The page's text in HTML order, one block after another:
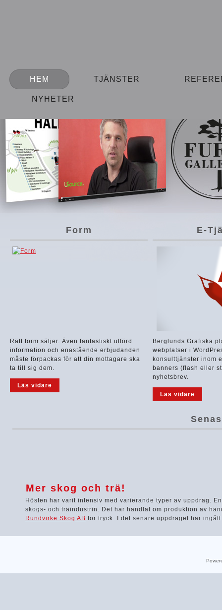
HEM TJÄNSTER
NYHETER
Form
Rätt form säljer. Även fantastiskt utförd
information och enastående erbjudanden
måste förpackas för att din mottagare ska
ta till sig dem.
Läs vidare
E-
Berglunds Grafiska
webplatser i
konsulttjänster inom
banners (flash eller
nyhetsbrev.
Läs vidare
Mer skog och trä!
Hösten har varit intensiv med varierande typer av uppdrag.
skogs- och träindustrin. Det har handlat om produktion av
Rundvirke Skog AB för tryck. I det senare uppdraget har